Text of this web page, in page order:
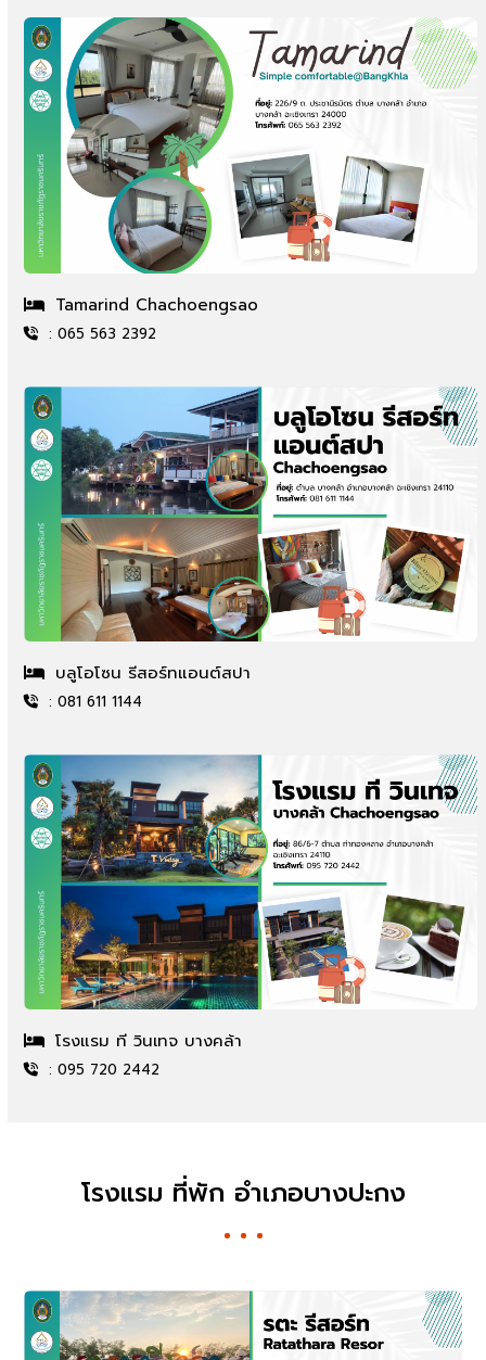
Tamarind Chachoengsao
: 065 563 2392
บลูโอโซน รีสอร์ทแอนต์สปา
: 081 611 1144
โรงแรม ที วินเทจ บางคล้า
: 095 720 2442
โรงแรม ที่พัก อำเภอบางปะกง